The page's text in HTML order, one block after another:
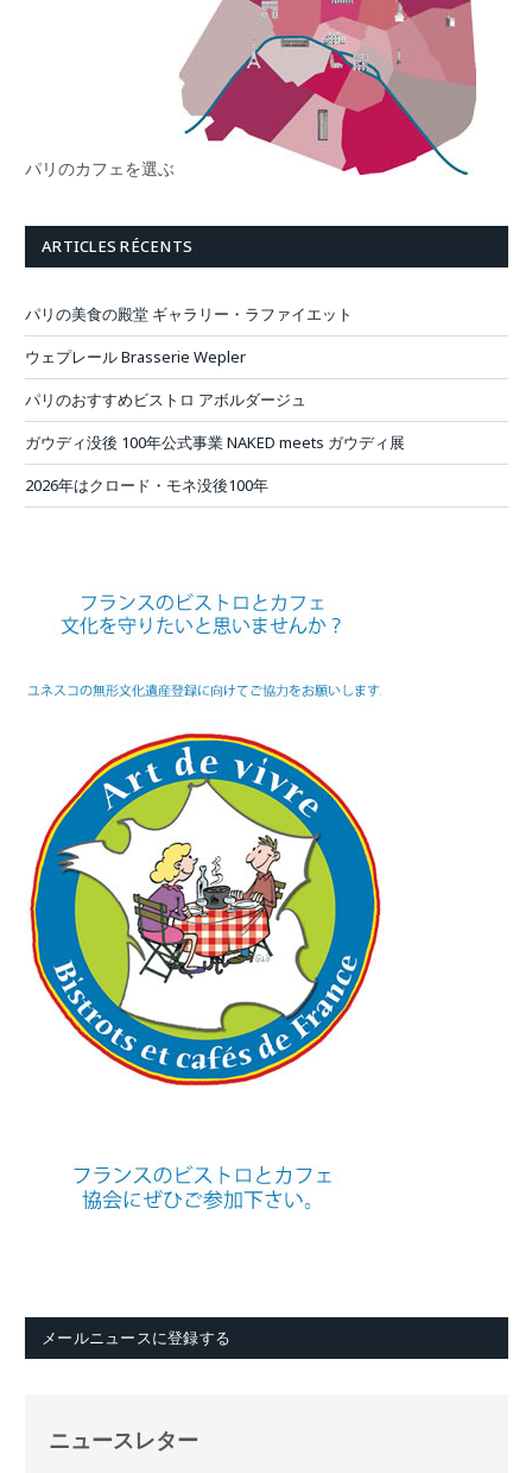
パリのカフェを選ぶ
ARTICLES RÉCENTS
パリの美食の殿堂 ギャラリー・ラファイエット
ウェプレール Brasserie Wepler
パリのおすすめビストロ アボルダージュ
ガウディ没後 100年公式事業 NAKED meets ガウディ展
2026年はクロード・モネ没後100年
メールニュースに登録する
ニュースレター